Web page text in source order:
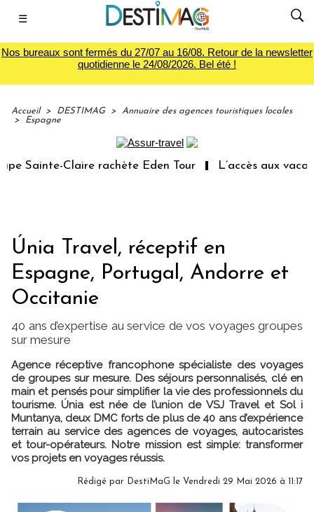
☰
Nos bureaux sont fermés du 27/07 au 16/08. Retour de la newsletter
quotidienne le 24/08/2026. Bel été !
Accueil > DESTIMAG >
Annuaire des agences touristiques locales
>
Espagne
Claire rachète Eden Tour L’accès aux
Únia Travel, réceptif en
Espagne, Portugal, Andorre et
Occitanie
40 ans d’expertise au service de vos voyages groupes
sur mesure
Agence réceptive francophone spécialiste des voyages
de groupes sur mesure. Des séjours personnalisés, clé en
main et pensés pour simplifier la vie des professionnels du
tourisme. Únia est née de l’union de VSJ Travel et Sol i
Muntanya, deux DMC forts de plus de 40 ans d’expérience
terrain au service des agences de voyages, autocaristes
et tour-opérateurs. Notre mission est simple: transformer
vos projets en voyages réussis.
Rédigé par DestiMaG le Vendredi 29 Mai 2026 à 11:17